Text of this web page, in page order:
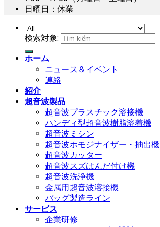
日曜日：休業
検索対象:
ホーム
ニュース＆イベント
連絡
紹介
超音波製品
超音波プラスチック溶接機
ハンディ型超音波樹脂溶着機
超音波ミシン
超音波ホモジナイザー・抽出機
超音波カッター
超音波スズはんだ付け機
超音波洗浄機
金属用超音波溶接機
バッグ製造ライン
サービス
企業研修